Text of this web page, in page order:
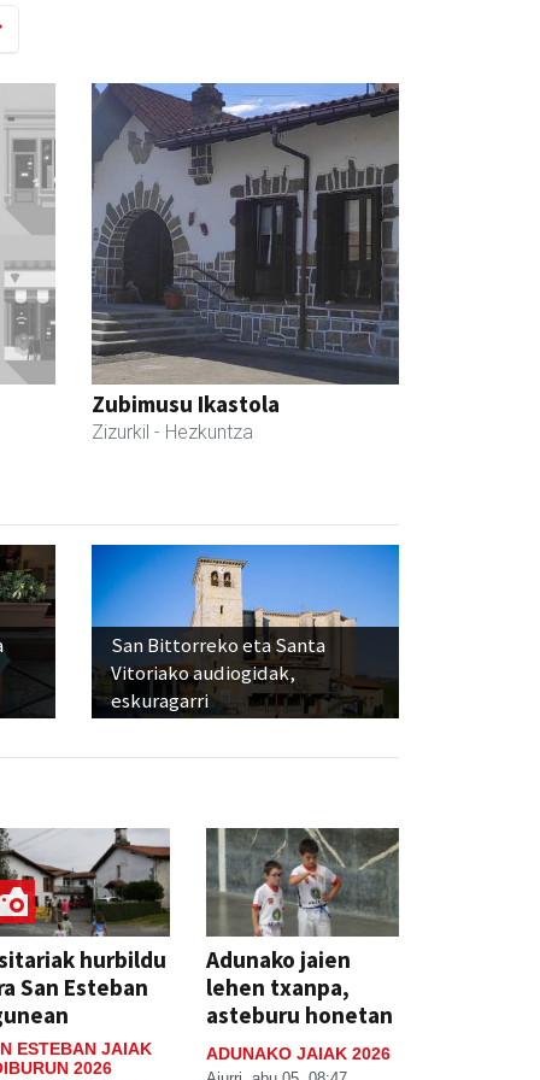
Zubimusu Ikastola
Zizurkil - Hezkuntza
San Bittorreko eta Santa
Vitoriako audiogidak,
eskuragarri
hurbildu
San Esteban
ESTEBAN JAIAK
2026
Adunako jaien
lehen txanpa,
asteburu honetan
ADUNAKO JAIAK 2026